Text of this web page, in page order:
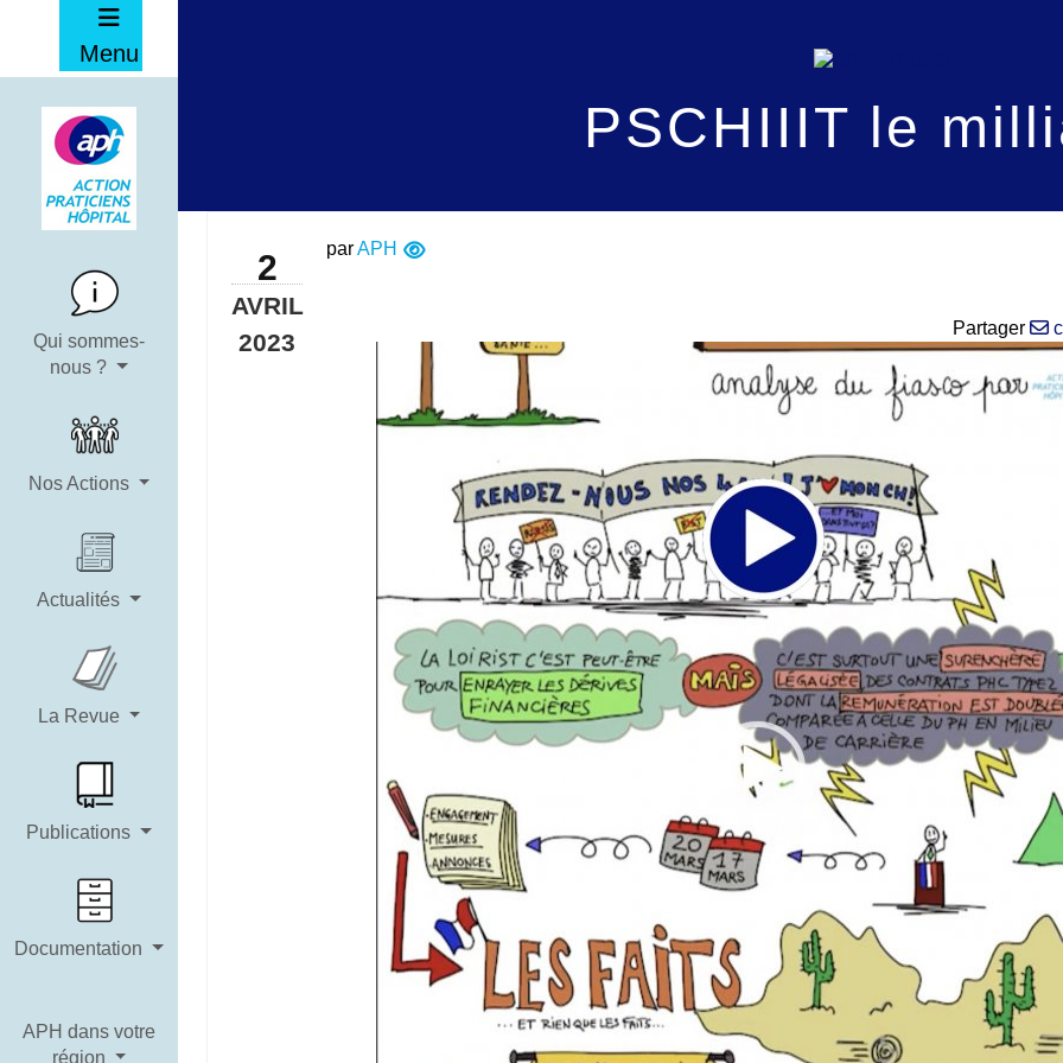
Menu
Qui sommes-
nous ?
Nos Actions
Actualités
La Revue
Publications
Documentation
APH dans votre
région
PSCHIIIT le
2
AVRIL
2023
parAPH
Partager
Video
Player